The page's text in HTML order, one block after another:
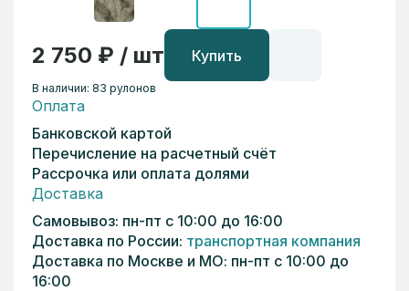
2 750 ₽ / шт Купить
В наличии: 83 рулонов
Оплата
Банковской картой
Перечисление на расчетный счёт
Рассрочка или оплата долями
Доставка
Самовывоз: пн-пт с 10:00 до 16:00
Доставка по России: транспортная компания
Доставка по Москве и МО: пн-пт с 10:00 до
16:00